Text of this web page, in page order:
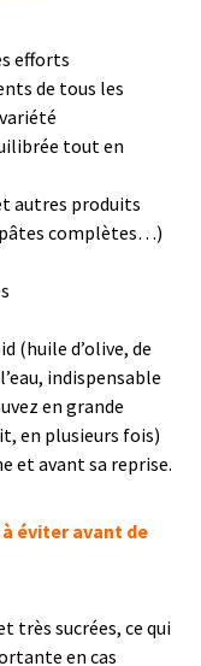
efforts
de tous les
tout en
autres produits
complètes…)
(huile d’olive, de
indispensable
en grande
en plusieurs fois)
et avant sa reprise.
éviter avant de
très sucrées, ce qui
en cas